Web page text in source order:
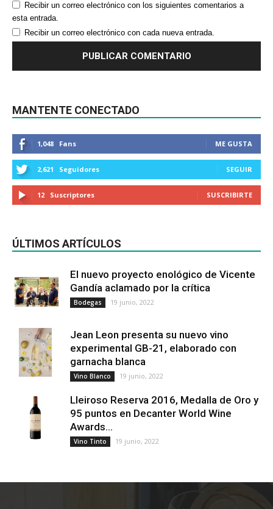
Recibir un correo electrónico con los siguientes comentarios a
esta entrada.
Recibir un correo electrónico con cada nueva entrada.
MANTENTE CONECTADO
1,048 Fans ME GUSTA
2,621 Seguidores SEGUIR
12 Suscriptores SUSCRIBIRTE
ÚLTIMOS ARTÍCULOS
El nuevo proyecto enológico de Vicente
Gandía aclamado por la crítica
Bodegas 19 junio, 2022
Jean Leon presenta su nuevo vino
experimental GB-21, elaborado con
garnacha blanca
Vino Blanco 19 junio, 2022
Lleiroso Reserva 2016, Medalla de Oro y
95 puntos en Decanter World Wine
Awards...
Vino Tinto 19 junio, 2022